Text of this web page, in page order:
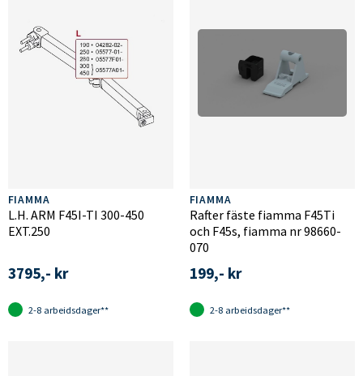
FIAMMA
L.H. ARM F45I-TI 300-450
EXT.250
3795,- kr
2-8 arbeidsdager**
FIAMMA
Rafter fäste fiamma F45Ti
och F45s, fiamma nr 98660-
070
199,- kr
2-8 arbeidsdager**